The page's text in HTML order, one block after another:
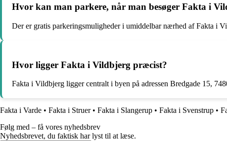
Hvor kan man parkere, når man besøger Fakta i
Der er gratis parkeringsmuligheder i umiddelbar nærhed af Fakta i
Hvor ligger Fakta i Vildbjerg præcist?
Fakta i Vildbjerg ligger centralt i byen på adressen Bredgade 15,
Fakta i Varde • Fakta i Struer• Fakta i Slangerup • Fakta i Svenstrup •
Følg med – få vores nyhedsbrev
Nyhedsbrevet, du faktisk har lyst til at læse.